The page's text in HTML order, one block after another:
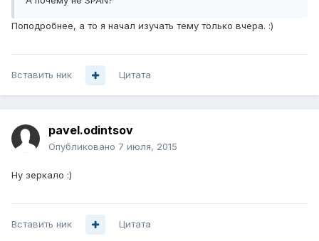
Поподробнее, а то я начал изучать тему только вчера. :)
Вставить ник Цитата
pavel.odintsov
Опубликовано 7 июля, 2015
Ну зеркало :)
Вставить ник Цитата